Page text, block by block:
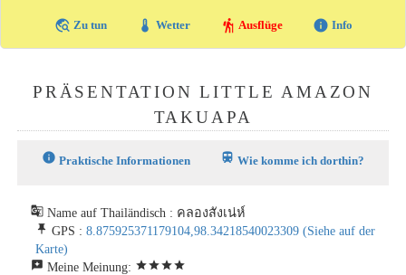
travel_explore Zu tun thermostat Wetter hiking Ausflüge info Info
PRÄSENTATION LITTLE AMAZON
TAKUAPA
info Praktische Informationen train Wie komme ich dorthin?
g_translate Name auf Thailändisch : คลองสังเน่ห์
push_pin GPS : 8.875925371179104,98.34218540023309 (Siehe auf der
Karte)
reviews Meine Meinung: starstarstarstar